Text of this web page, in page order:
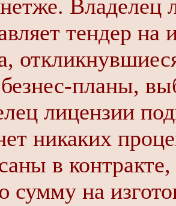
Владелец
тендер на
планы,
лицензии
никаких
в
сумму на